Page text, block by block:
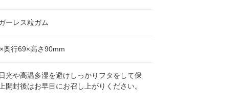
ーレス粒ガム
奥行69×高さ90mm
光や高温多湿を避けしっかりフタをして保
開封後はお早目にお召し上がりください。